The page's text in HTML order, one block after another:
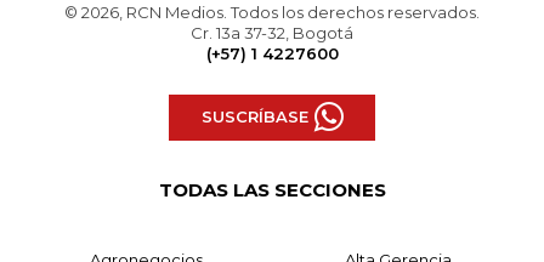
© 2026, RCN Medios. Todos los derechos reservados.
Cr. 13a 37-32, Bogotá
(+57) 1 4227600
SUSCRÍBASE
TODAS LAS SECCIONES